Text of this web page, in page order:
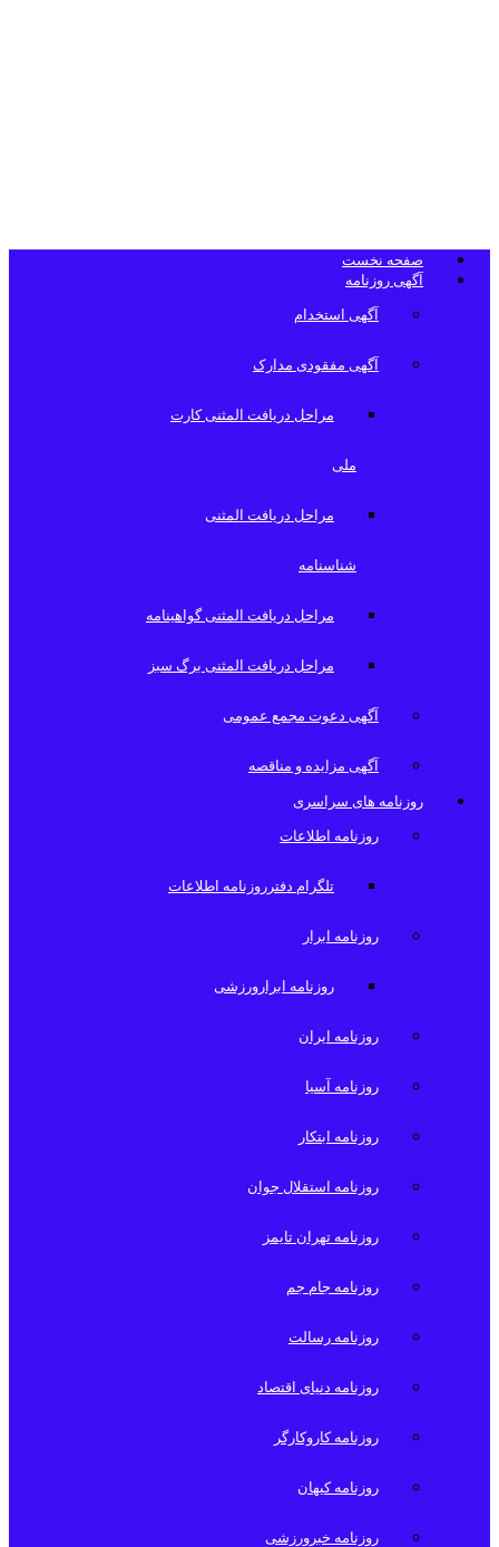
صفحه نخست
آگهی روزنامه
آگهی استخدام
آگهی مفقودی مدارک
مراحل دریافت المثنی کارت
ملی
مراحل دریافت المثنی
شناسنامه
مراحل دریافت المثنی گواهینامه
مراحل دریافت المثنی برگ سبز
آگهی دعوت مجمع عمومی
آگهی مزایده و مناقصه
روزنامه های سراسری
روزنامه اطلاعات
تلگرام دفترروزنامه اطلاعات
روزنامه ابرار
روزنامه ابرارورزشی
روزنامه ایران
روزنامه آسیا
روزنامه ابتکار
روزنامه استقلال جوان
روزنامه تهران تایمز
روزنامه جام جم
روزنامه رسالت
روزنامه دنیای اقتصاد
روزنامه کاروکارگر
روزنامه کیهان
روزنامه خبرورزشی